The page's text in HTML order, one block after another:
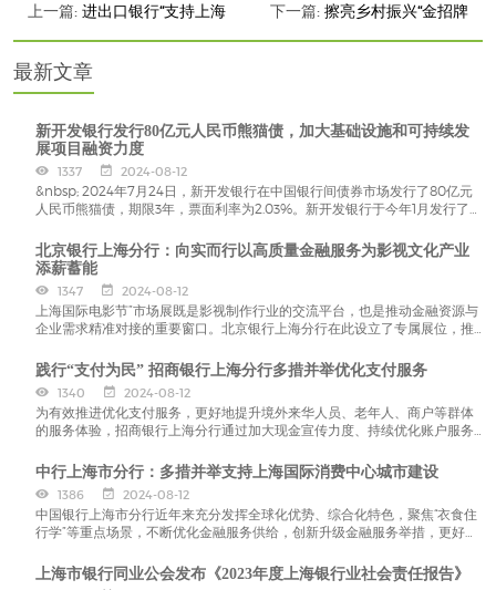
上一篇: 进出口银行“支持上海 下一篇: 擦亮乡村振兴“金招牌
最新文章
新开发银行发行80亿元人民币熊猫债，加大基础设施和可持续发
展项目融资力度
1337 2024-08-12
&nbsp; 2024年7月24日，新开发银行在中国银行间债券市场发行了80亿元
人民币熊猫债，期限3年，票面利率为2.03%。新开发银行于今年1月发行了规
此次债券发行得到了投资者的强烈关注，超过30家境
北京银行上海分行：向实而行以高质量金融服务为影视文化产业
添薪蓄能
1347 2024-08-12
上海国际电影节”市场展既是影视制作行业的交流平台，也是推动金融资源与
企业需求精准对接的重要窗口。北京银行上海分行在此设立了专属展位，推
企业交流探讨，达成初步合作意向。 随着上海影视文化产业焕发更多活力与
生机，北京银行上海分
践行“支付为民” 招商银行上海分行多措并举优化支付服务
1340 2024-08-12
为有效推进优化支付服务，更好地提升境外来华人员、老年人、商户等群体
的服务体验，招商银行上海分行通过加大现金宣传力度、持续优化账户服务
融服务覆盖面，助力支付便利化环境建设，提升客户支付服务体验感和满意
度。 延伸服务，为老人解决账户支付
中行上海市分行：多措并举支持上海国际消费中心城市建设
1386 2024-08-12
中国银行上海市分行近年来充分发挥全球化优势、综合化特色，聚焦“衣食住
行学”等重点场景，不断优化金融服务供给，创新升级金融服务举措，更好满
级。 一直以来，中行上海市分行高度重视教育事业发展，深耕“教育+金融”场
景，完善“中银乐知”教育服
上海市银行同业公会发布《2023年度上海银行业社会责任报告》